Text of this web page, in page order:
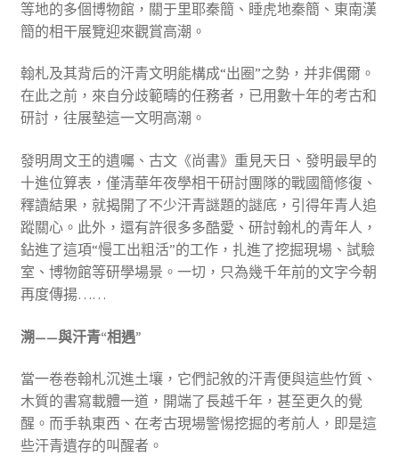
等地的多個博物館，關于里耶秦簡、睡虎地秦簡、東南漢
簡的相干展覽迎來觀賞高潮。
翰札及其背后的汗青文明能構成“出圈”之勢，并非偶爾。
在此之前，來自分歧範疇的任務者，已用數十年的考古和
研討，往展墊這一文明高潮。
發明周文王的遺囑、古文《尚書》重見天日、發明最早的
十進位算表，僅清華年夜學相干研討團隊的戰國簡修復、
釋讀結果，就揭開了不少汗青謎題的謎底，引得年青人追
蹤關心。此外，還有許很多多酷愛、研討翰札的青年人，
鉆進了這項“慢工出粗活”的工作，扎進了挖掘現場、試驗
室、博物館等研學場景。一切，只為幾千年前的文字今朝
再度傳揚……
溯——與汗青“相遇”
當一卷卷翰札沉進土壤，它們記敘的汗青便與這些竹質、
木質的書寫載體一道，開端了長越千年，甚至更久的覺
醒。而手執東西、在考古現場警惕挖掘的考前人，即是這
些汗青遺存的叫醒者。